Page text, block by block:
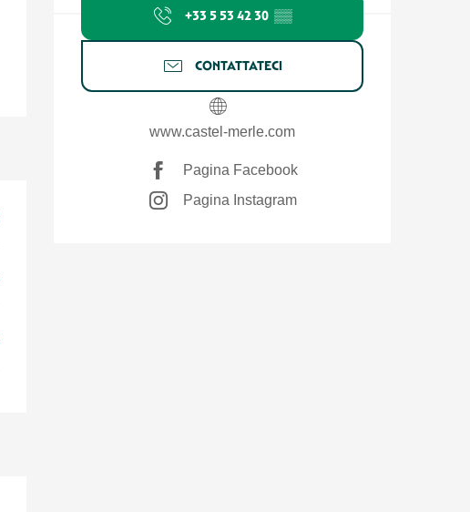
+33 5 53 42 30 ▒▒
CONTATTATECI
www.castel-merle.com
Pagina Facebook
Pagina Instagram